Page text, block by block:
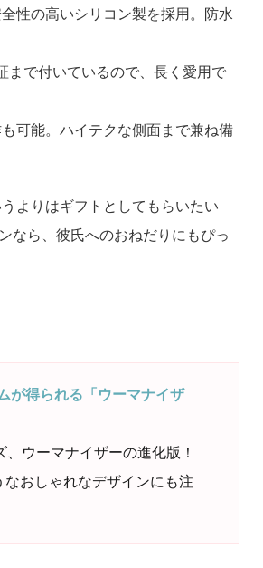
性の高いシリコン製を採用。防水
まで付いているので、長く愛用で
可能。ハイテクな側面まで兼ね備
よりはギフトとしてもらいたい
なら、彼氏へのおねだりにもぴっ
が得られる「ウーマナイザ
ウーマナイザーの進化版！
なおしゃれなデザインにも注